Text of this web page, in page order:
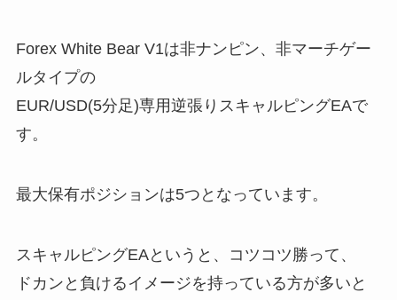
Forex White Bear V1は非ナンピン、非マーチゲー
ルタイプの
EUR/USD(5分足)専用逆張りスキャルピングEAで
す。
最大保有ポジションは5つとなっています。
スキャルピングEAというと、コツコツ勝って、
ドカンと負けるイメージを持っている方が多いと